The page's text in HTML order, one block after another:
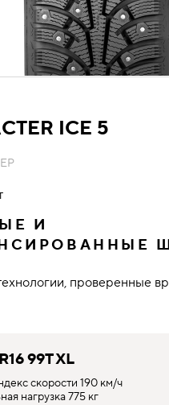
ICE 5
И
проверенные
99T XL
скорости 190 км/ч
нагрузка 775 кг